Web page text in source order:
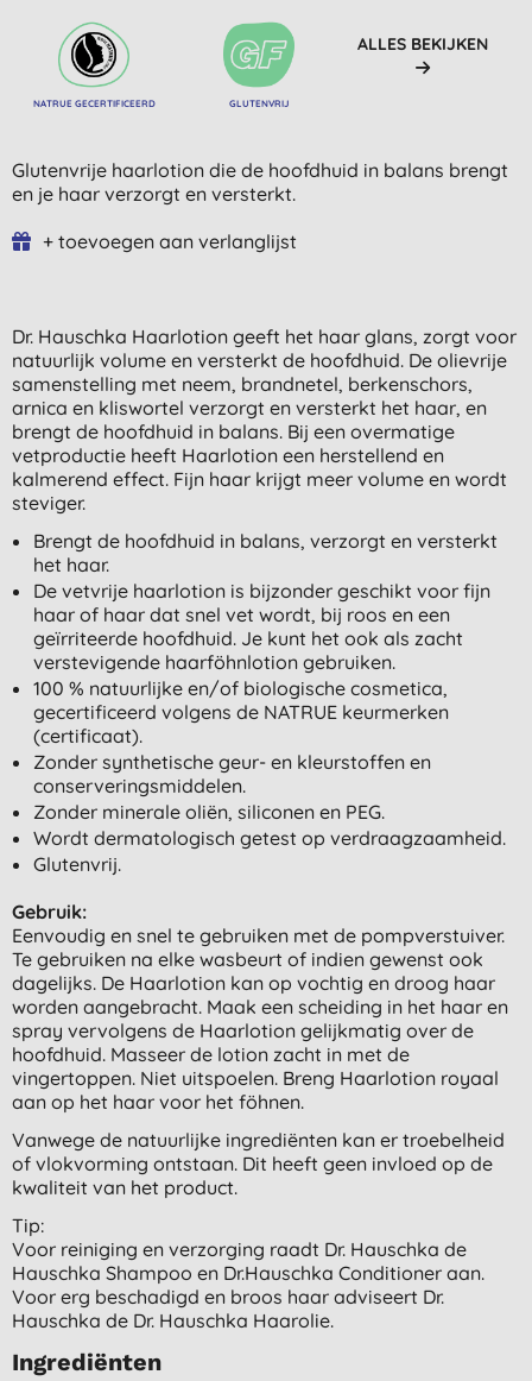
NATRUE GECERTIFICEERD GLUTENVRIJ
ALLES BEKIJKEN
Glutenvrije haarlotion die de hoofdhuid in balans brengt
en je haar verzorgt en versterkt.
+ toevoegen aan verlanglijst
Dr. Hauschka Haarlotion geeft het haar glans, zorgt voor
natuurlijk volume en versterkt de hoofdhuid. De olievrije
samenstelling met neem, brandnetel, berkenschors,
arnica en kliswortel verzorgt en versterkt het haar, en
brengt de hoofdhuid in balans. Bij een overmatige
vetproductie heeft Haarlotion een herstellend en
kalmerend effect. Fijn haar krijgt meer volume en wordt
steviger.
Brengt de hoofdhuid in balans, verzorgt en versterkt
het haar.
De vetvrije haarlotion is bijzonder geschikt voor fijn
haar of haar dat snel vet wordt, bij roos en een
geïrriteerde hoofdhuid. Je kunt het ook als zacht
verstevigende haarföhnlotion gebruiken.
100 % natuurlijke en/of biologische cosmetica,
gecertificeerd volgens de NATRUE keurmerken
(certificaat).
Zonder synthetische geur- en kleurstoffen en
conserveringsmiddelen.
Zonder minerale oliën, siliconen en PEG.
Wordt dermatologisch getest op verdraagzaamheid.
Glutenvrij.
Gebruik:
Eenvoudig en snel te gebruiken met de pompverstuiver.
Te gebruiken na elke wasbeurt of indien gewenst ook
dagelijks. De Haarlotion kan op vochtig en droog haar
worden aangebracht. Maak een scheiding in het haar en
spray vervolgens de Haarlotion gelijkmatig over de
hoofdhuid. Masseer de lotion zacht in met de
vingertoppen. Niet uitspoelen. Breng Haarlotion royaal
aan op het haar voor het föhnen.
Vanwege de natuurlijke ingrediënten kan er troebelheid
of vlokvorming ontstaan. Dit heeft geen invloed op de
kwaliteit van het product.
Tip:
Voor reiniging en verzorging raadt Dr. Hauschka de
Hauschka Shampoo en Dr.Hauschka Conditioner aan.
Voor erg beschadigd en broos haar adviseert Dr.
Hauschka de Dr. Hauschka Haarolie.
Ingrediënten